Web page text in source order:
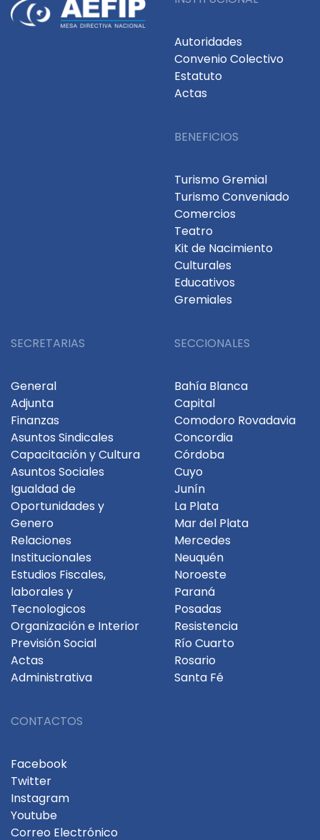
Autoridades
Convenio Colectivo
Estatuto
Actas
BENEFICIOS
Turismo Gremial
Turismo Conveniado
Comercios
Teatro
Kit de Nacimiento
Culturales
Educativos
Gremiales
SECRETARIAS
General
Adjunta
Finanzas
Asuntos Sindicales
Capacitación y Cultura
Asuntos Sociales
Igualdad de
Oportunidades y
Genero
Relaciones
Institucionales
Estudios Fiscales,
laborales y
Tecnologicos
Organización e Interior
Previsión Social
Actas
Administrativa
CONTACTOS
Facebook
Twitter
Instagram
Youtube
Correo Electrónico
SECCIONALES
Bahía Blanca
Capital
Comodoro Rovadavia
Concordia
Córdoba
Cuyo
Junín
La Plata
Mar del Plata
Mercedes
Neuquén
Noroeste
Paraná
Posadas
Resistencia
Río Cuarto
Rosario
Santa Fé